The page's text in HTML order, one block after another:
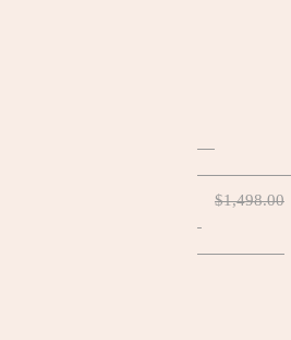
$1,498.00